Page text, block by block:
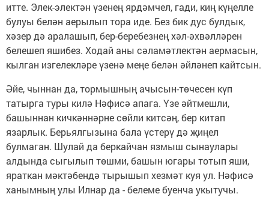
итте. Элек-электән үзенең ярдәмчел, гади, киң күңелле
булуы белән аерылып тора иде. Без бик дус булдык,
хәзер дә аралашып, бер-беребезнең хәл-әхвәлләрен
белешеп яшибез. Ходай аны сәламәтлектән аермасын,
кылган изгелекләре үзенә меңе белән әйләнеп кайтсын.
Әйе, чыннан да, тормышның ачысын-төчесен күп
татырга туры килә Нәфисә апага. Үзе әйтмешли,
башыннан кичкәннәрне сөйли китсәң, бер китап
язарлык. Берьялгызына бала үстерү дә җиңел
булмаган. Шулай да беркайчан язмыш сынаулары
алдында сыгылып төшми, башын югары тотып яши,
яраткан мәктәбендә тырышып хезмәт куя ул. Нәфисә
ханымның улы Илнар да - белеме буенча укытучы.